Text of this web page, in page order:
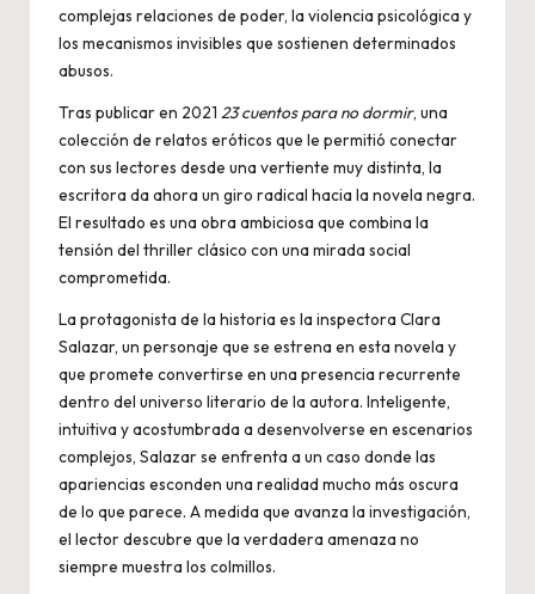
complejas relaciones de poder, la violencia psicológica y
los mecanismos invisibles que sostienen determinados
abusos.
Tras publicar en 2021 23 cuentos para no dormir, una
colección de relatos eróticos que le permitió conectar
con sus lectores desde una vertiente muy distinta, la
escritora da ahora un giro radical hacia la novela negra.
El resultado es una obra ambiciosa que combina la
tensión del thriller clásico con una mirada social
comprometida.
La protagonista de la historia es la inspectora Clara
Salazar, un personaje que se estrena en esta novela y
que promete convertirse en una presencia recurrente
dentro del universo literario de la autora. Inteligente,
intuitiva y acostumbrada a desenvolverse en escenarios
complejos, Salazar se enfrenta a un caso donde las
apariencias esconden una realidad mucho más oscura
de lo que parece. A medida que avanza la investigación,
el lector descubre que la verdadera amenaza no
siempre muestra los colmillos.